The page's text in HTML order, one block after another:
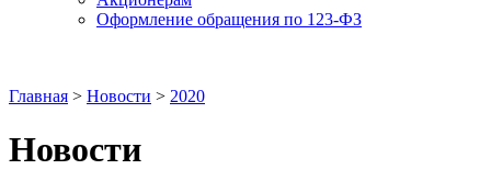
Оформление обращения по 123-ФЗ
Главная > Новости > 2020
Новости